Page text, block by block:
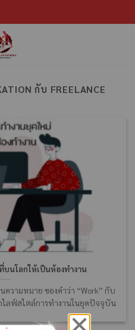
กับ FREELANCE
นโลกให้เป็นห้องทำงาน
วามหมาย ของคำว่า “Work” กับ
ไลฟ์สไตล์การทำงานในยุคปัจจุบัน